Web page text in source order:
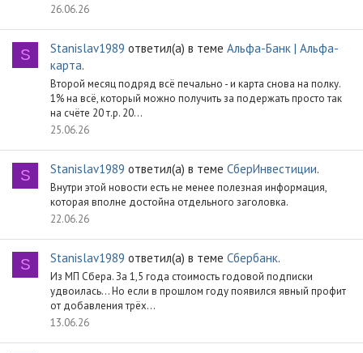
26.06.26
S Stanislav1989 ответил(а) в теме Альфа-Банк | Альфа-
карта.
Второй месяц подряд всё печально - и карта снова на полку.
1% на всё, который можно получить за подержать просто так
на счёте 20 т.р. 20...
25.06.26
S Stanislav1989 ответил(а) в теме СберИнвестиции.
Внутри этой новости есть не менее полезная информация,
которая вполне достойна отдельного заголовка.
22.06.26
S Stanislav1989 ответил(а) в теме Сбербанк.
Из МП Сбера. За 1,5 года стоимость годовой подписки
удвоилась... Но если в прошлом году появился явный профит
от добавления трёх...
13.06.26